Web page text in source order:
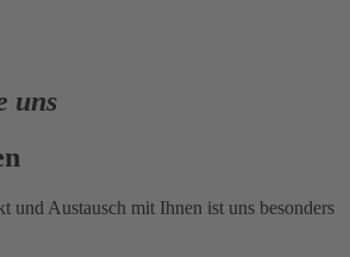
uns
und Austausch mit Ihnen ist uns besonders